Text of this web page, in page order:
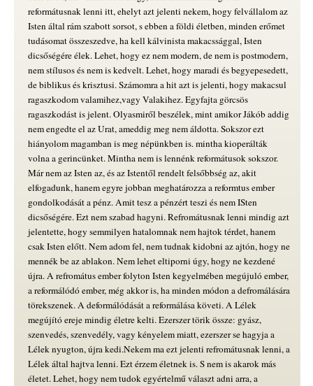
reformátusnak lenni itt, ehelyt azt jelenti nekem, hogy felvállalom az
Isten által rám szabott sorsot, s ebben a földi életben, minden erőmet
tudásomat összeszedve, ha kell kálvinista makacssággal, Isten
dicsőségére élek. Lehet, hogy ez nem modern, de nem is postmodern,
nem stílusos és nem is kedvelt. Lehet, hogy maradi és begyepesedett,
de biblikus és krisztusi. Számomra a hit azt is jelenti, hogy makacsul
ragaszkodom valamihez,vagy Valakihez. Egyfajta görcsös
ragaszkodást is jelent. Olyasmiről beszélek, mint amikor Jákób addig
nem engedte el az Urat, ameddig meg nem áldotta. Sokszor ezt
hiányolom magamban is meg népünkben is. mintha kioperálták
volna a gerincünket. Mintha nem is lennénk reformátusok sokszor.
Már nem az Isten az, és az Istentől rendelt felsőbbség az, akit
elfogadunk, hanem egyre jobban meghatározza a reformtus ember
gondolkodását a pénz. Amit tesz a pénzért teszi és nem ISten
dicsőségére. Ezt nem szabad hagyni. Refromátusnak lenni mindig azt
jelentette, hogy semmilyen hatalomnak nem hajtok térdet, hanem
csak Isten előtt. Nem adom fel, nem tudnak kidobni az ajtón, hogy ne
mennék be az ablakon. Nem lehet eltiporni úgy, hogy ne kezdené
újra. A refromátus ember folyton Isten kegyelmében megújuló ember,
a reformálódó ember, még akkor is, ha minden módon a defromálására
törekszenek. A deformálódását a reformálása követi. A Lélek
megújító ereje mindig életre kelti. Ezerszer törik össze: gyász,
szenvedés, szenvedély, vagy kényelem miatt, ezerszer se hagyja a
Lélek nyugton, újra kedi.Nekem ma ezt jelenti refromátusnak lenni, a
Lélek által hajtva lenni. Ezt érzem életnek is. S nem is akarok más
életet. Lehet, hogy nem tudok egyértelmű választ adni arra, a